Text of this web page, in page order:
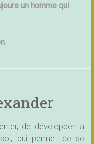
un homme qui
de développer la
qui permet de se